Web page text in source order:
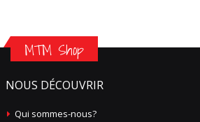
MTM Shop
NOUS DÉCOUVRIR
Qui sommes-nous?